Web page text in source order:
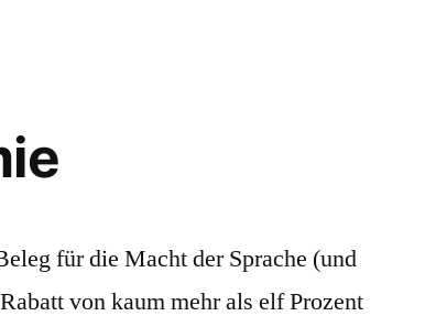
für die Macht der Sprache (und
von kaum mehr als elf Prozent